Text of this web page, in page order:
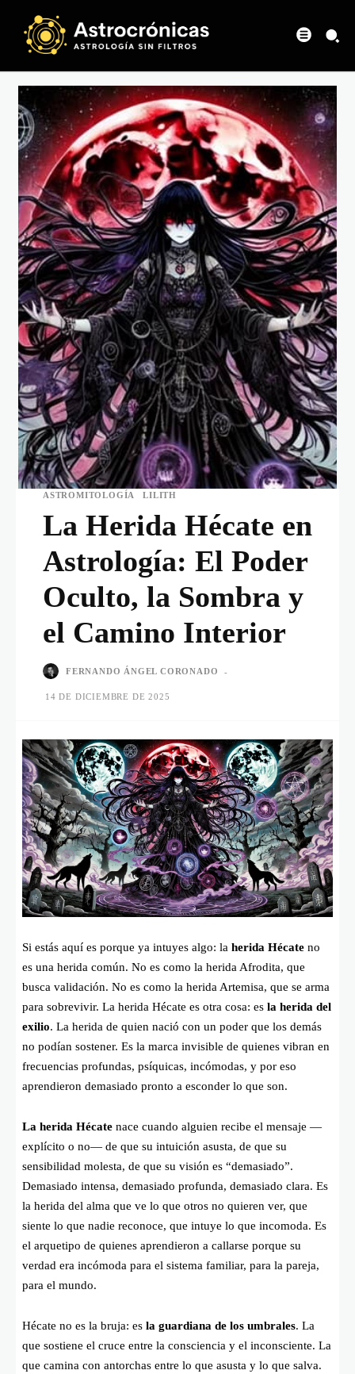
ASTROMITOLOGÍA LILITH
La Herida Hécate en
Astrología: El Poder
Oculto, la Sombra y
el Camino Interior
FERNANDO ÁNGEL CORONADO -
14 DE DICIEMBRE DE 2025
Si estás aquí es porque ya intuyes algo: la herida Hécate no
es una herida común. No es como la herida Afrodita, que
busca validación. No es como la herida Artemisa, que se arma
para sobrevivir. La herida Hécate es otra cosa: es la herida del
exilio. La herida de quien nació con un poder que los demás
no podían sostener. Es la marca invisible de quienes vibran en
frecuencias profundas, psíquicas, incómodas, y por eso
aprendieron demasiado pronto a esconder lo que son.
La herida Hécate nace cuando alguien recibe el mensaje —
explícito o no— de que su intuición asusta, de que su
sensibilidad molesta, de que su visión es “demasiado”.
Demasiado intensa, demasiado profunda, demasiado clara. Es
la herida del alma que ve lo que otros no quieren ver, que
siente lo que nadie reconoce, que intuye lo que incomoda. Es
el arquetipo de quienes aprendieron a callarse porque su
verdad era incómoda para el sistema familiar, para la pareja,
para el mundo.
Hécate no es la bruja: es la guardiana de los umbrales. La
que sostiene el cruce entre la consciencia y el inconsciente. La
que camina con antorchas entre lo que asusta y lo que salva.